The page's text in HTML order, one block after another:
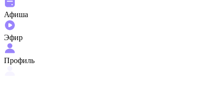
Афиша
Эфир
Профиль